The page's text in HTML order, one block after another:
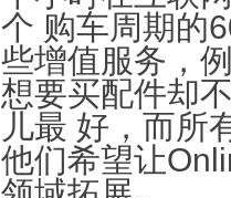
个 购车周期的
些增值服务，
想要买配件却
儿最 好，而所
他们希望让